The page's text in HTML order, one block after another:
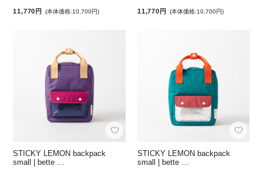
11,770円 (本体価格:10,700円) 11,770円 (本体価格:10,700円)
STICKY LEMON backpack
small | bette …
STICKY LEMON backpack
small | bette …